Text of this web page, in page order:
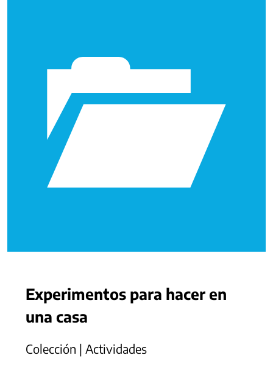
Experimentos para hacer en
una casa
Colección | Actividades